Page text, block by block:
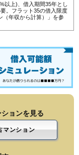
以上)、借入期間35年とし
。フラット35の借入限度
年収から計算）
」を参
ョンを見る
マンション